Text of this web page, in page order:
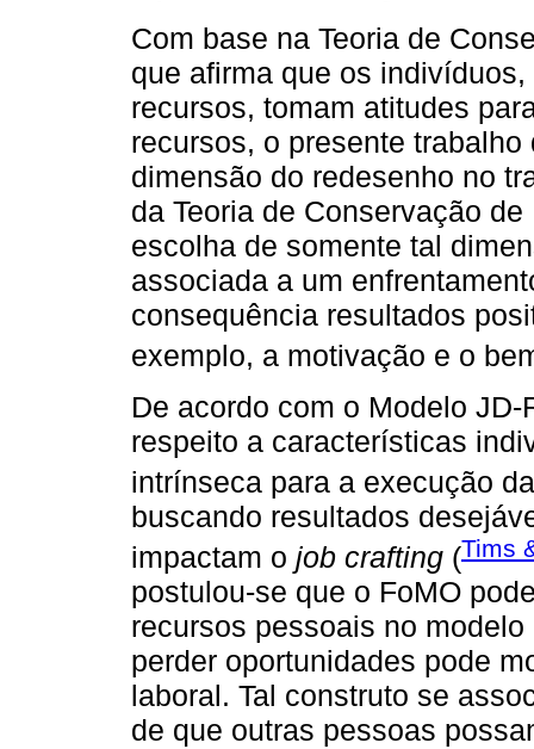
Com base na Teoria de
que afirma que os
recursos, tomam atitudes
recursos, o presente
dimensão do redesenho no
da Teoria de Conservação
escolha de somente tal
associada a um
consequência resultados
exemplo, a motivação e o
De acordo com o Modelo
respeito a características
intrínseca para a execução
buscando resultados
impactam o job crafting (Tims
postulou-se que o FoMO
recursos pessoais no
perder oportunidades pode
laboral. Tal construto se
de que outras pessoas